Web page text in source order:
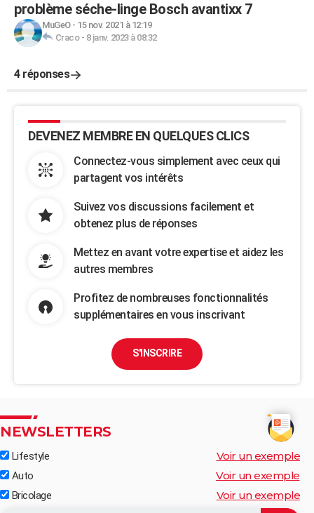
problème séche-linge Bosch avantixx 7
MuGeO- 15 nov. 2021 à 12:19
Craco- 8 janv. 2023 à 08:32
4 réponses
DEVENEZ MEMBRE EN QUELQUES CLICS
Connectez-vous simplement avec ceux qui
partagent vos intérêts
Suivez vos discussions facilement et
obtenez plus de réponses
Mettez en avant votre expertise et aidez les
autres membres
Profitez de nombreuses fonctionnalités
supplémentaires en vous inscrivant
S'INSCRIRE
NEWSLETTERS
Lifestyle Voir un exemple
Auto Voir un exemple
Bricolage Voir un exemple